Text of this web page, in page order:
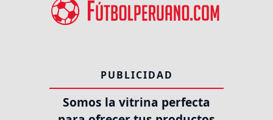
PUBLICIDAD
Somos la vitrina perfecta